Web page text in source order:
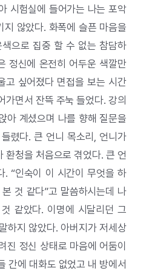
시험실에 들어가는 나는 포악
지 않았다. 화폭에 슬픈 마음을
으로 집중 할 수 없는 참담하
정신에 온전히 어두운 색깔만
고 싶어졌다 면접을 보는 시간
가면서 잔뜩 주눅 들었다. 강의
아 계셨으며 나를 향해 질문을
렸다. 큰 언니 목소리, 언니가
환청을 처음으로 겪었다. 큰 언
. “인숙이 이 시간이 무엇을 하
것 같다”고 말씀하시는데 나
같았다. 이명에 시달리던 그
하지 않았다. 아버지가 저세상
진 정신 상태로 마음에 어둠이
간에 대화도 없었고 내 방에서